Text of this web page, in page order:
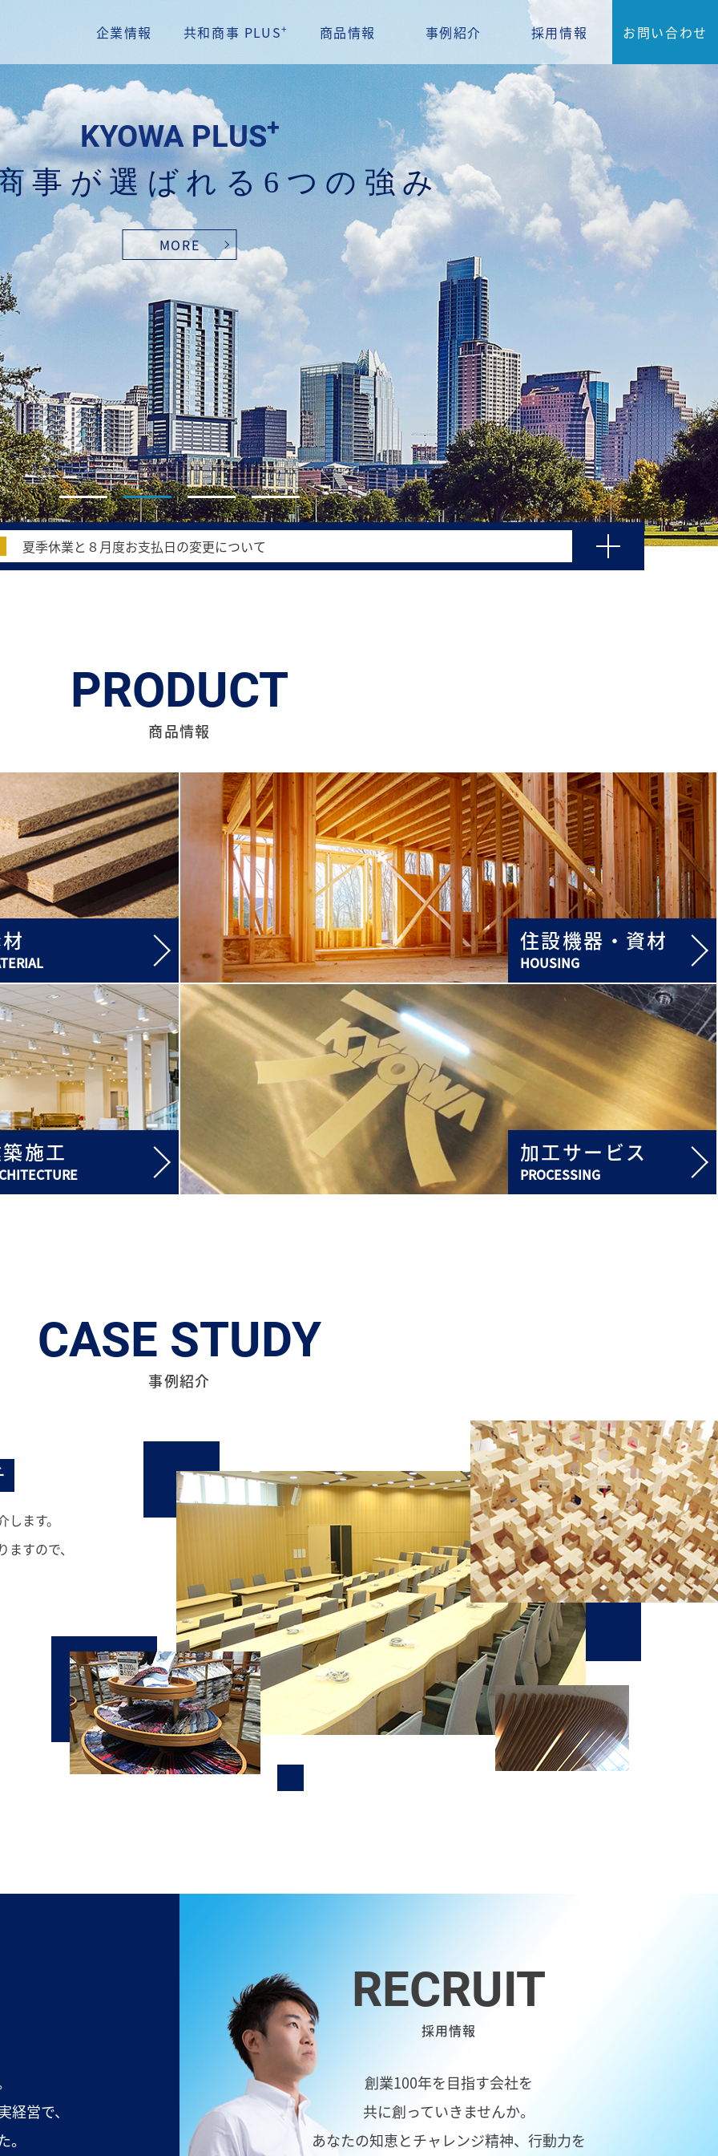
企業情報 共和商事 PLUS+ 商品情報 事例紹介 採用情報 お問い合わせ
PRODUCT
商品情報
MORE
夏季休業と８月度お支払日の変更について
MORE
PRODUCT
商品情報
住設機器・資材
HOUSING
施工 加工サービス
PROCESSING
CASE STUDY
事例紹介
ます。
すので、
営で、
RECRUIT
採用情報
創業100年を目指す会社を
共に創っていきませんか。
あなたの知恵とチャレンジ精神、行動力を